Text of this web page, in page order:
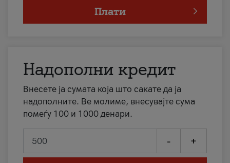
Плати
Надополни кредит
Внесете ја сумата која што сакате да ја
надополните. Ве молиме, внесувајте сума
помеѓу 100 и 1000 денари.
- +